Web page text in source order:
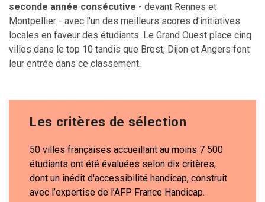
seconde année consécutive - devant Rennes et
Montpellier - avec l'un des meilleurs scores d'initiatives
locales en faveur des étudiants. Le Grand Ouest place cinq
villes dans le top 10 tandis que Brest, Dijon et Angers font
leur entrée dans ce classement.
Les critères de sélection
50 villes françaises accueillant au moins 7 500
étudiants ont été évaluées selon dix critères,
dont un inédit d'accessibilité handicap, construit
avec l’expertise de l’AFP France Handicap.